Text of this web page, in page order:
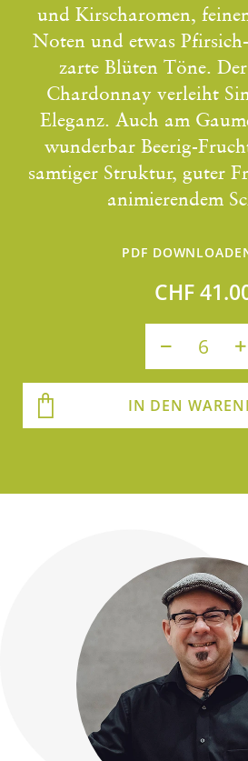
und Kirscharomen,
Noten und etwas
zarte Blüten Töne.
Chardonnay verleiht
Eleganz. Auch am
wunderbar Beerig-
samtiger Struktur, guter
animierendem
PDF
CHF
IN DEN